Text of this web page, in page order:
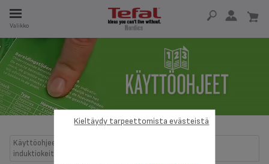
Valikko
15 VUOTTA
Käyttöohjeet ja usein kysytyt kysymykset Kannettava
induktiokeittolevy
Kieltäydy tarpeettomista evästeistä